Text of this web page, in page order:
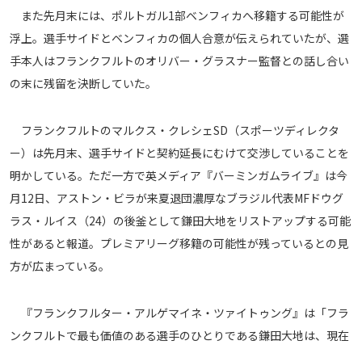
また先月末には、ポルトガル1部ベンフィカへ移籍する可能性が
浮上。選手サイドとベンフィカの個人合意が伝えられていたが、選
手本人はフランクフルトのオリバー・グラスナー監督との話し合い
の末に残留を決断していた。
フランクフルトのマルクス・クレシェSD（スポーツディレクタ
ー）は先月末、選手サイドと契約延長にむけて交渉していることを
明かしている。ただ一方で英メディア『バーミンガムライブ』は今
月12日、アストン・ビラが来夏退団濃厚なブラジル代表MFドウグ
ラス・ルイス（24）の後釜として鎌田大地をリストアップする可能
性があると報道。プレミアリーグ移籍の可能性が残っているとの見
方が広まっている。
『フランクフルター・アルゲマイネ・ツァイトゥング』は「フラ
ンクフルトで最も価値のある選手のひとりである鎌田大地は、現在